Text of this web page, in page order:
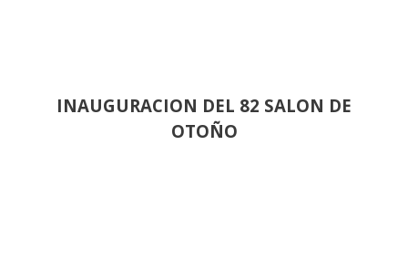
INAUGURACION DEL 82 SALON DE
OTOÑO